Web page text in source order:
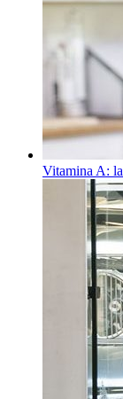
Vitamina A: